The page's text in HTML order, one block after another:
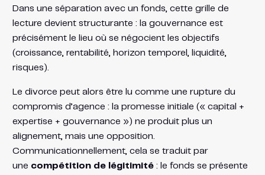
Dans une séparation avec un fonds, cette grille de
lecture devient structurante : la gouvernance est
précisément le lieu où se négocient les objectifs
(croissance, rentabilité, horizon temporel, liquidité,
risques).
Le divorce peut alors être lu comme une rupture du
compromis d’agence : la promesse initiale (« capital +
expertise + gouvernance ») ne produit plus un
alignement, mais une opposition.
Communicationnellement, cela se traduit par
une compétition de légitimité: le fonds se présente